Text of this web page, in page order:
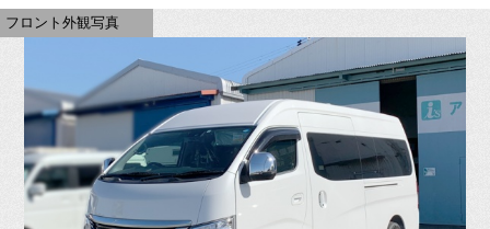
フロント外観写真